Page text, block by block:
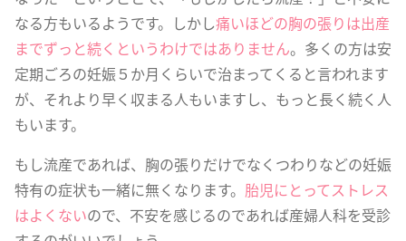
なる方もいるようです。しかし痛いほどの胸の張りは出産
までずっと続くというわけではありません。多くの方は安
定期ごろの妊娠５か月くらいで治まってくると言われます
が、それより早く収まる人もいますし、もっと長く続く人
もいます。
もし流産であれば、胸の張りだけでなくつわりなどの妊娠
特有の症状も一緒に無くなります。 胎児にとってストレス
はよくないので、不安を感じるのであれば産婦人科を受診